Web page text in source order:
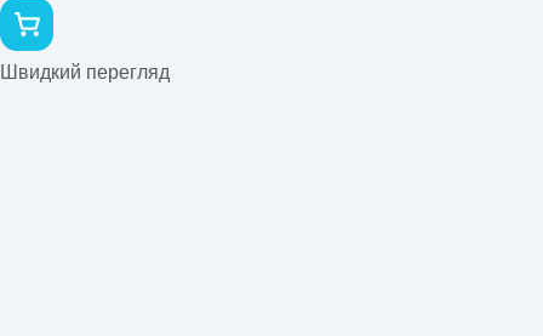
Швидкий перегляд